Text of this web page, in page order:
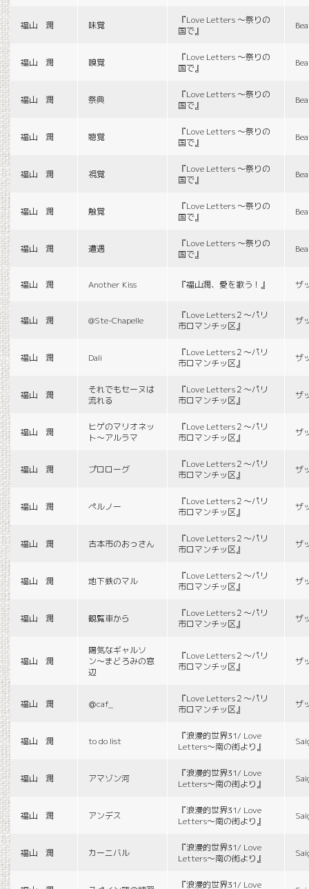
福山 潤 味覚
『Love Letters 〜祭りの
国で』
福山 潤 嗅覚
『Love Letters 〜祭りの
国で』
福山 潤 祭典
『Love Letters 〜祭りの
国で』
福山 潤 聴覚
『Love Letters 〜祭りの
国で』
福山 潤 視覚
『Love Letters 〜祭りの
国で』
福山 潤 触覚
『Love Letters 〜祭りの
国で』
福山 潤 遭遇
『Love Letters 〜祭りの
国で』
福山 潤 Another Kiss 『福山潤、愛を歌う！』 ザ
福山 潤 @Ste-Chapelle
『Love Letters２〜パリ
市ロマンチッ区』
ザ
福山 潤 Dali
『Love Letters２〜パリ
市ロマンチッ区』
ザ
福山 潤
それでもセーヌは
流れる
『Love Letters２〜パリ
市ロマンチッ区』
ザ
福山 潤
ヒゲのマリオネッ
ト〜アルラマ
『Love Letters２〜パリ
市ロマンチッ区』
ザ
福山 潤 プロローグ
『Love Letters２〜パリ
市ロマンチッ区』
ザ
福山 潤 ペルノー
『Love Letters２〜パリ
市ロマンチッ区』
ザ
福山 潤 古本市のおっさん
『Love Letters２〜パリ
市ロマンチッ区』
ザ
福山 潤 地下鉄のマル
『Love Letters２〜パリ
市ロマンチッ区』
ザ
福山 潤 観覧車から
『Love Letters２〜パリ
市ロマンチッ区』
ザ
福山 潤
陽気なギャルソ
ン〜まどろみの窓
辺
『Love Letters２〜パリ
市ロマンチッ区』
ザ
福山 潤 ＠caf_
『Love Letters２〜パリ
市ロマンチッ区』
ザ
福山 潤 to do list
『浪漫的世界31/ Love
Letters〜南の街より』
福山 潤 アマゾン河
『浪漫的世界31/ Love
Letters〜南の街より』
福山 潤 アンデス
『浪漫的世界31/ Love
Letters〜南の街より』
福山 潤 カーニバル
『浪漫的世界31/ Love
Letters〜南の街より』
『浪漫的世界31/ Love